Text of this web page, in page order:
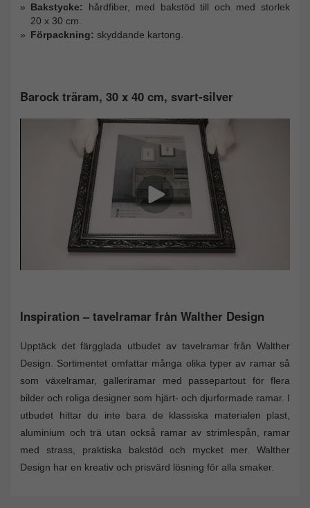
Bakstycke: hårdfiber, med bakstöd till och med storlek
20 x 30 cm.
Förpackning: skyddande kartong.
Barock träram, 30 x 40 cm, svart-silver
Inspiration – tavelramar från Walther Design
Upptäck det färgglada utbudet av tavelramar från Walther
Design. Sortimentet omfattar många olika typer av ramar så
som växelramar, galleriramar med passepartout för flera
bilder och roliga designer som hjärt- och djurformade ramar. I
utbudet hittar du inte bara de klassiska materialen plast,
aluminium och trä utan också ramar av strimlespån, ramar
med strass, praktiska bakstöd och mycket mer. Walther
Design har en kreativ och prisvärd lösning för alla smaker.